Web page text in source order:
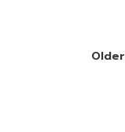
Older